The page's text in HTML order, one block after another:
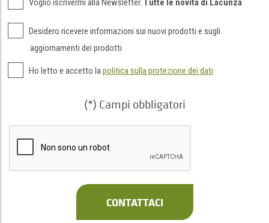
Desidero ricevere informazioni sui nuovi prodotti e sugli
aggiornamenti dei prodotti
Ho letto e accetto la politica sulla protezione dei dati
(*) Campi obbligatori
CONTATTACI